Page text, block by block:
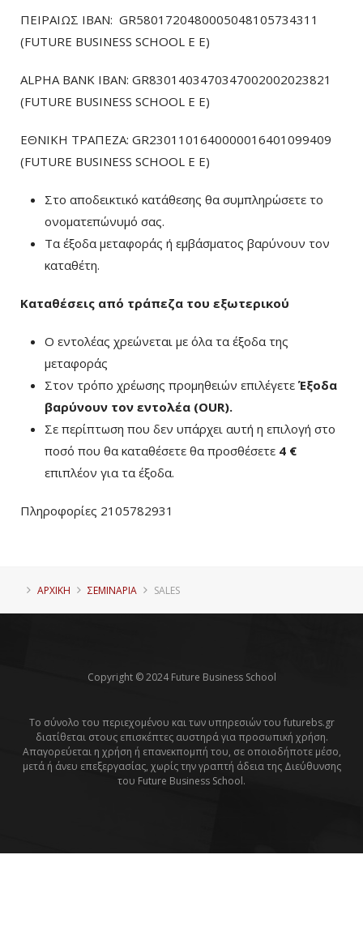
ΠΕΙΡΑΙΩΣ ΙΒΑΝ: GR5801720480005048105734311
(FUTURE BUSINESS SCHOOL E E)
ALPHA BANK IBAN: GR8301403470347002002023821
(FUTURE BUSINESS SCHOOL E E)
ΕΘΝΙΚΗ ΤΡΑΠΕΖΑ: GR2301101640000016401099409
(FUTURE BUSINESS SCHOOL E E)
Στο αποδεικτικό κατάθεσης θα συμπληρώσετε το
ονοματεπώνυμό σας.
Τα έξοδα μεταφοράς ή εμβάσματος βαρύνουν τον
καταθέτη.
Καταθέσεις από τράπεζα του εξωτερικού
Ο εντολέας χρεώνεται με όλα τα έξοδα της
μεταφοράς
Στον τρόπο χρέωσης προμηθειών επιλέγετε Έξοδα
βαρύνουν τον εντολέα (ΟUR).
Σε περίπτωση που δεν υπάρχει αυτή η επιλογή στο
ποσό που θα καταθέσετε θα προσθέσετε 4 €
επιπλέον για τα έξοδα.
Πληροφορίες 2105782931
ΑΡΧΙΚΗ ΣΕΜΙΝΑΡΙΑ SALES
Copyright © 2024 Future Business School
Το σύνολο του περιεχομένου και των υπηρεσιών του futurebs.gr
διατίθεται στους επισκέπτες αυστηρά για προσωπική χρήση.
Απαγορεύεται η χρήση ή επανεκπομπή του, σε οποιοδήποτε μέσο,
μετά ή άνευ επεξεργασίας, χωρίς την γραπτή άδεια της Διεύθυνσης
του Future Business School.